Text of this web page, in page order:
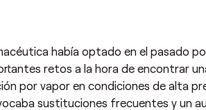
había optado en el pasado
retos a la hora de encontrar
por vapor en condiciones de alta
sustituciones frecuentes y un